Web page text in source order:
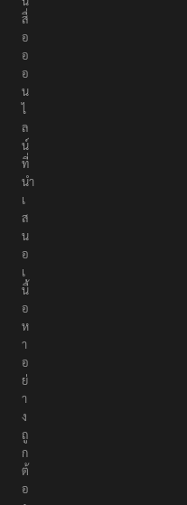
สื่
อ
อ
อ
น
ไ
ล
น์
ที่
นำ
เ
ส
น
อ
เ
นื้
อ
ห
า
อ
ย่
า
ง
ถู
ก
ต้
อ